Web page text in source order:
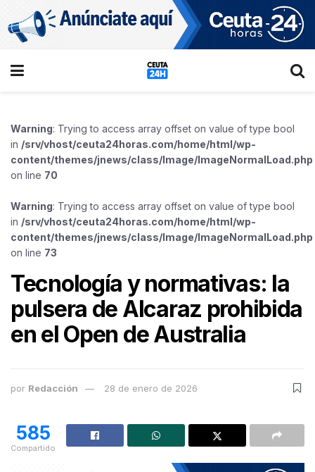
Warning: Trying to access array offset on value of type bool
in /srv/vhost/ceuta24horas.com/home/html/wp-
content/themes/jnews/class/Image/ImageNormalLoad.php
on line 70
Warning: Trying to access array offset on value of type bool
in /srv/vhost/ceuta24horas.com/home/html/wp-
content/themes/jnews/class/Image/ImageNormalLoad.php
on line 73
Tecnología y normativas: la
pulsera de Alcaraz prohibida
en el Open de Australia
por Redacción 28 de enero de 2026
585
Compartido